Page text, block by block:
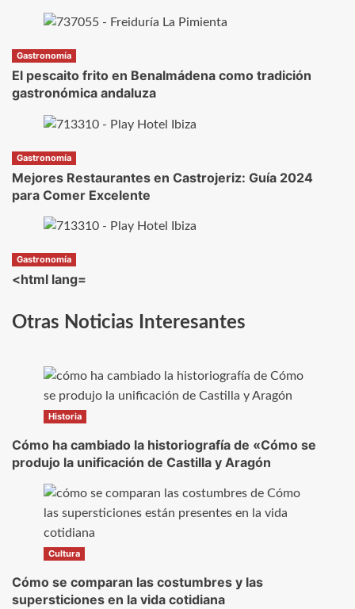
Gastronomía
El pescaito frito en Benalmádena como tradición
gastronómica andaluza
Gastronomía
Mejores Restaurantes en Castrojeriz: Guía 2024
para Comer Excelente
Gastronomía
<html lang=
Otras Noticias Interesantes
Historia
Cómo ha cambiado la historiografía de «Cómo se
produjo la unificación de Castilla y Aragón
Cultura
Cómo se comparan las costumbres y las
supersticiones en la vida cotidiana